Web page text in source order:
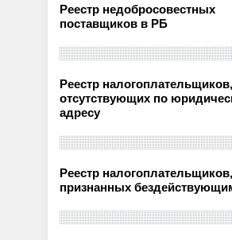
Реестр недобросовестных
поставщиков в РБ
Реестр налогоплательщиков,
отсутствующих по
адресу
Реестр налогоплательщиков,
признанных